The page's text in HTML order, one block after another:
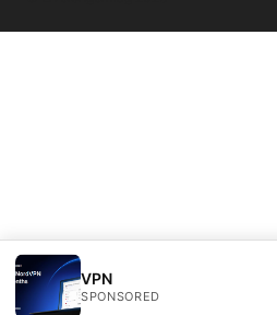
VPN
SPONSORED